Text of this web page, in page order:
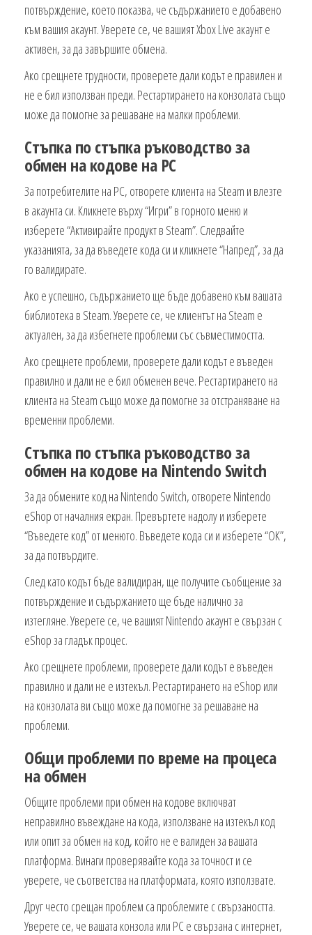
потвърждение, което показва, че съдържанието е добавено
към вашия акаунт. Уверете се, че вашият Xbox Live акаунт е
активен, за да завършите обмена.
Ако срещнете трудности, проверете дали кодът е правилен и
не е бил използван преди. Рестартирането на конзолата също
може да помогне за решаване на малки проблеми.
Стъпка по стъпка ръководство за
обмен на кодове на PC
За потребителите на PC, отворете клиента на Steam и влезте
в акаунта си. Кликнете върху “Игри” в горното меню и
изберете “Активирайте продукт в Steam”. Следвайте
указанията, за да въведете кода си и кликнете “Напред”, за да
го валидирате.
Ако е успешно, съдържанието ще бъде добавено към вашата
библиотека в Steam. Уверете се, че клиентът на Steam е
актуален, за да избегнете проблеми със съвместимостта.
Ако срещнете проблеми, проверете дали кодът е въведен
правилно и дали не е бил обменен вече. Рестартирането на
клиента на Steam също може да помогне за отстраняване на
временни проблеми.
Стъпка по стъпка ръководство за
обмен на кодове на Nintendo Switch
За да обмените код на Nintendo Switch, отворете Nintendo
eShop от началния екран. Превъртете надолу и изберете
“Въведете код” от менюто. Въведете кода си и изберете “ОК”,
за да потвърдите.
След като кодът бъде валидиран, ще получите съобщение за
потвърждение и съдържанието ще бъде налично за
изтегляне. Уверете се, че вашият Nintendo акаунт е свързан с
eShop за гладък процес.
Ако срещнете проблеми, проверете дали кодът е въведен
правилно и дали не е изтекъл. Рестартирането на eShop или
на конзолата ви също може да помогне за решаване на
проблеми.
Общи проблеми по време на процеса
на обмен
Общите проблеми при обмен на кодове включват
неправилно въвеждане на кода, използване на изтекъл код
или опит за обмен на код, който не е валиден за вашата
платформа. Винаги проверявайте кода за точност и се
уверете, че съответства на платформата, която използвате.
Друг често срещан проблем са проблемите с свързаността.
Уверете се, че вашата конзола или PC е свързана с интернет,